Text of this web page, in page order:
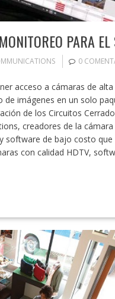
PARA EL
0
acceso a cámaras de
imágenes en un solo
de los Circuitos
creadores de la cámara
software de bajo costo
con calidad HDTV,